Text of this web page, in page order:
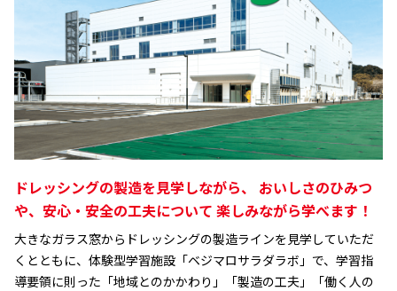
ドレッシングの製造を見学しながら、
おいしさのひみつ
や、安心・安全の工夫について 楽しみながら学べます！
大きなガラス窓からドレッシングの製造ラインを見学していただ
くとともに、体験型学習施設「ベジマロサラダラボ」で、学習指
導要領に則った「地域とのかかわり」「製造の工夫」「働く人の